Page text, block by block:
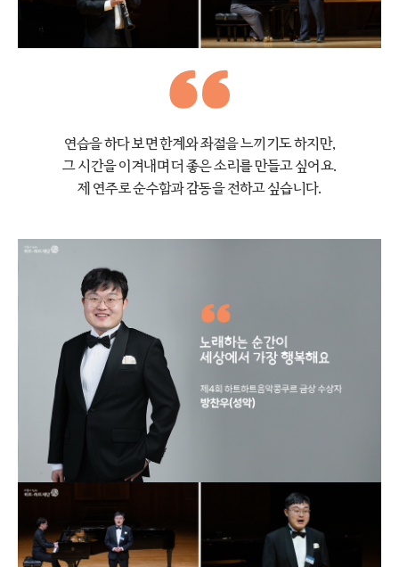
연습을 하다 보면 한계와 좌절을 느끼기도 하지만,
그 시간을 이겨내며 더 좋은 소리를 만들고 싶어요.
제 연주로 순수함과 감동을 전하고 싶습니다.